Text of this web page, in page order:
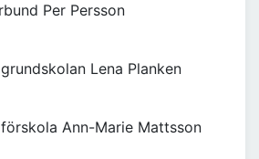
Per Persson
Lena Planken
Ann-Marie Mattsson